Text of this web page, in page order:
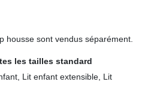
housse sont vendus séparément.
les tailles standard
Lit enfant extensible, Lit